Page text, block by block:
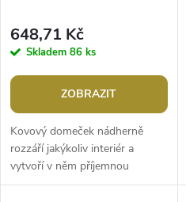
r
o
d
u
p
r
o
d
u
648,71 Kč
Skladem 86 ks
ZOBRAZIT
Kovový domeček nádherně
rozzáří jakýkoliv interiér a
vytvoří v něm příjemnou
atmosféru. Vleze se do něj